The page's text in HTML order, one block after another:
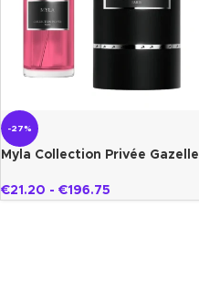
-27%
Myla Collection Privée Gazelle
€21.20 - €196.75